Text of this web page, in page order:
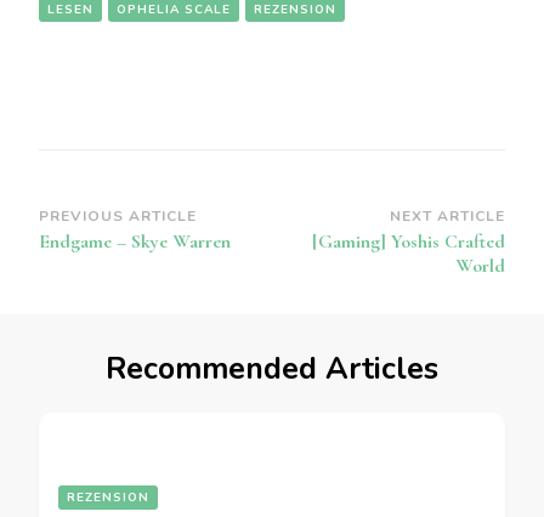
LESEN OPHELIA SCALE REZENSION
Post
Navigation
PREVIOUS ARTICLE
Endgame – Skye Warren
NEXT ARTICLE
[Gaming] Yoshis Crafted
World
Recommended Articles
REZENSION